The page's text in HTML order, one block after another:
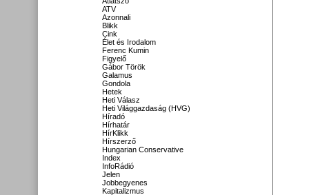
ATV
Azonnali
Blikk
Cink
Élet és Irodalom
Ferenc Kumin
Figyelő
Gábor Török
Galamus
Gondola
Hetek
Heti Válasz
Heti Világgazdaság (HVG)
Híradó
Hírhatár
HírKlikk
Hírszerző
Hungarian Conservative
Index
InfoRádió
Jelen
Jobbegyenes
Kapitalizmus